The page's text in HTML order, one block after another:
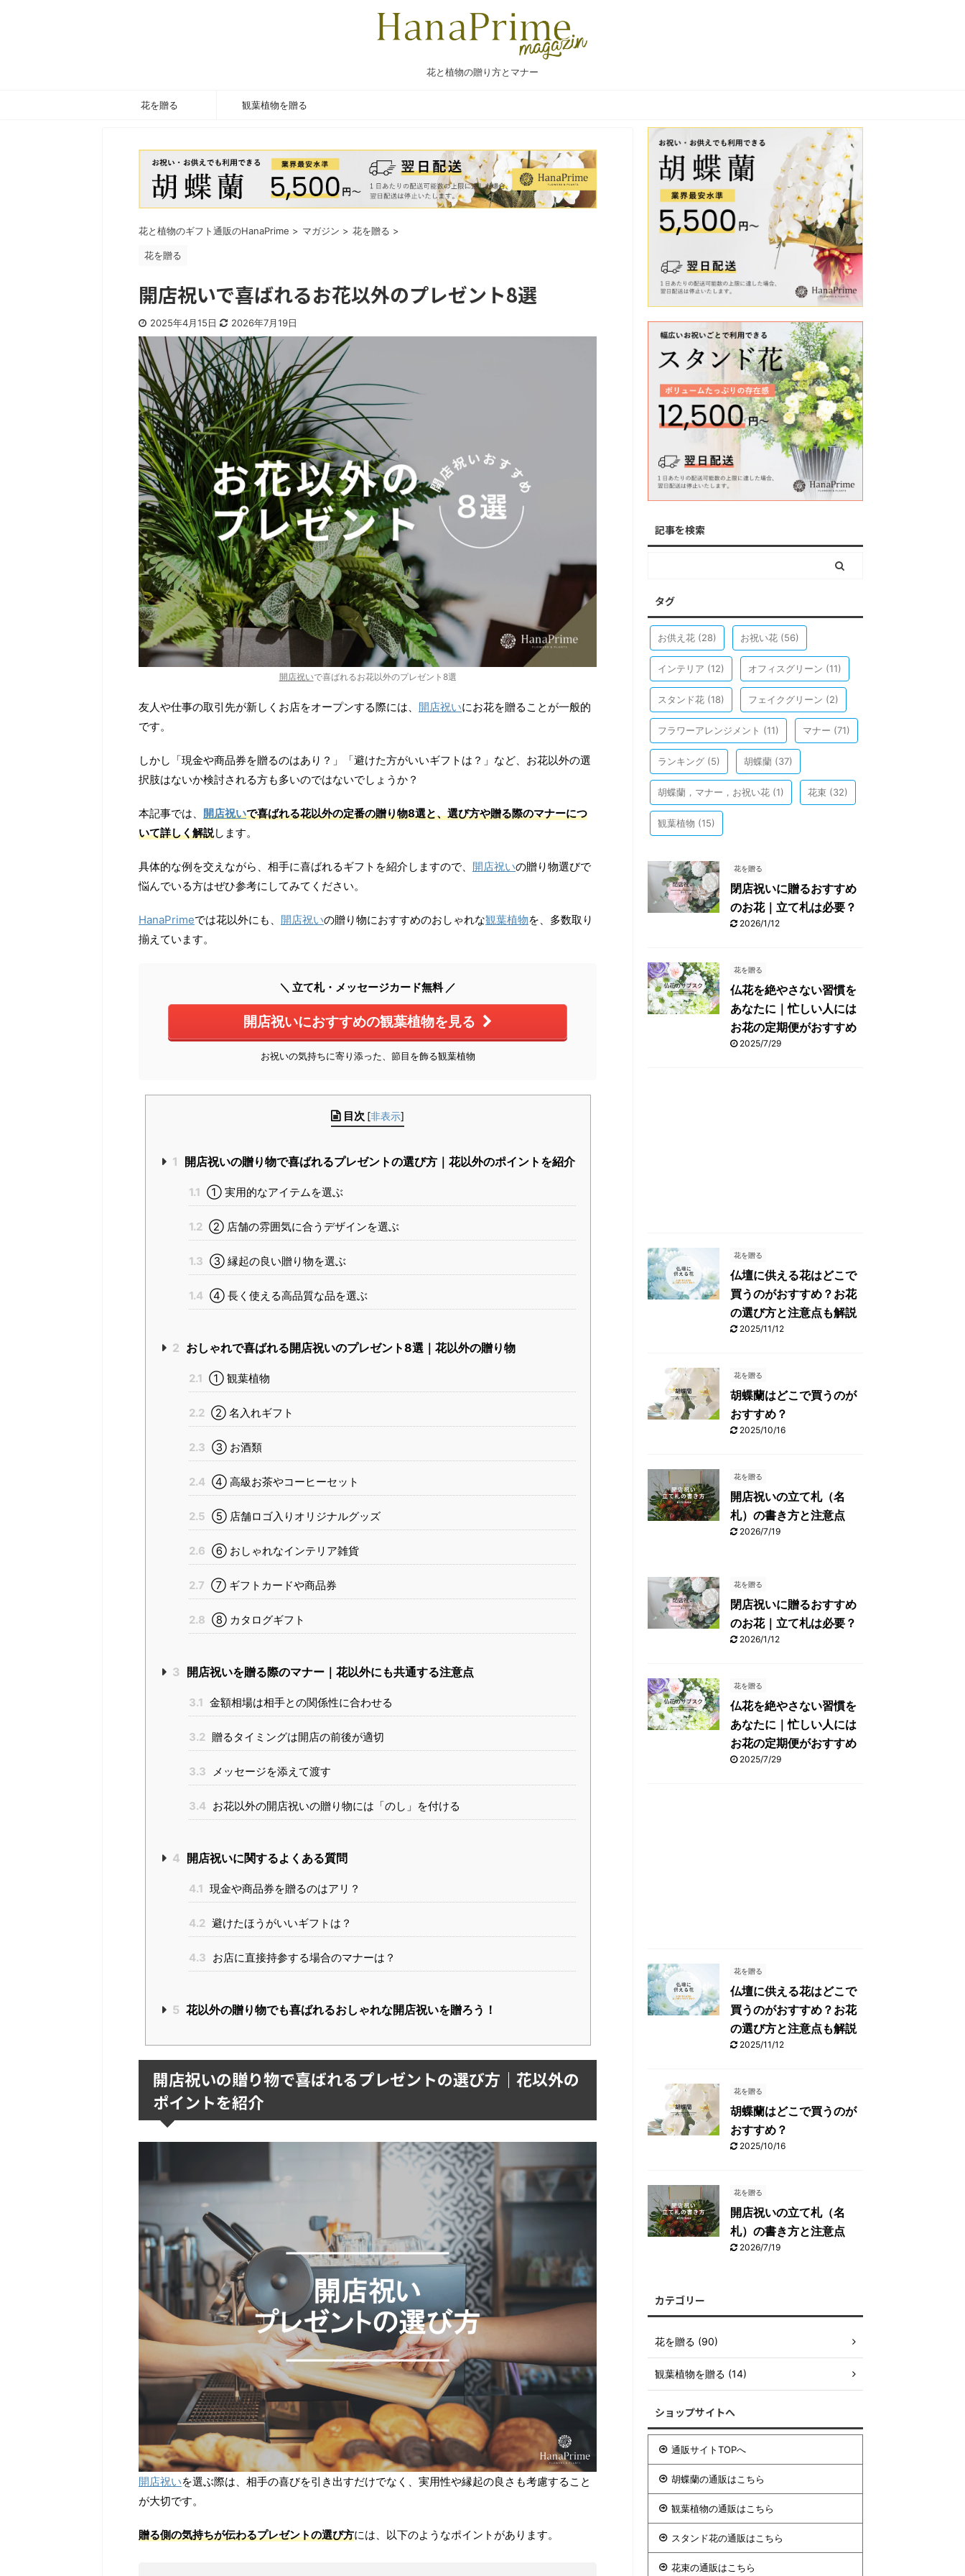
花と植物の贈り方とマナー
花を贈る 観葉植物を贈る
花と植物のギフト通販のHanaPrime > マガジン > 花を贈る >
花を贈る
開店祝いで喜ばれるお花以外のプレゼント8選
2025年4月15日 2026年7月19日
開店祝いで喜ばれるお花以外のプレゼント8選
友人や仕事の取引先が新しくお店をオープンする際には、 開店祝いにお花を贈ることが一般的
です。
しかし「現金や商品券を贈るのはあり？」「避けた方がいいギフトは？」など、お花以外の選
択肢はないか検討される方も多いのではないでしょうか？
本記事では、 開店祝いで喜ばれる花以外の定番の贈り物8選と、選び方や贈る際のマナーにつ
いて詳しく解説します。
具体的な例を交えながら、相手に喜ばれるギフトを紹介しますので、 開店祝いの贈り物選びで
悩んでいる方はぜひ参考にしてみてください。
HanaPrimeでは花以外にも、 開店祝いの贈り物におすすめのおしゃれな観葉植物を、多数取り
揃えています。
＼ 立て札・メッセージカード無料 ／
開店祝いにおすすめの観葉植物を見る
お祝いの気持ちに寄り添った、節目を飾る観葉植物
目次 [非表示]
1 開店祝いの贈り物で喜ばれるプレゼントの選び方｜花以外のポイントを紹介
1.1 ① 実用的なアイテムを選ぶ
1.2 ② 店舗の雰囲気に合うデザインを選ぶ
1.3 ③ 縁起の良い贈り物を選ぶ
1.4 ④ 長く使える高品質な品を選ぶ
2 おしゃれで喜ばれる開店祝いのプレゼント8選｜花以外の贈り物
2.1 ① 観葉植物
2.2 ② 名入れギフト
2.3 ③ お酒類
2.4 ④ 高級お茶やコーヒーセット
2.5 ⑤ 店舗ロゴ入りオリジナルグッズ
2.6 ⑥ おしゃれなインテリア雑貨
2.7 ⑦ ギフトカードや商品券
2.8 ⑧ カタログギフト
3 開店祝いを贈る際のマナー｜花以外にも共通する注意点
3.1 金額相場は相手との関係性に合わせる
3.2 贈るタイミングは開店の前後が適切
3.3 メッセージを添えて渡す
3.4 お花以外の開店祝いの贈り物には「のし」を付ける
4 開店祝いに関するよくある質問
4.1 現金や商品券を贈るのはアリ？
4.2 避けたほうがいいギフトは？
4.3 お店に直接持参する場合のマナーは？
5 花以外の贈り物でも喜ばれるおしゃれな開店祝いを贈ろう！
開店祝いの贈り物で喜ばれるプレゼントの選び方 ｜ 花以外の
ポイントを紹介
開店祝いを選ぶ際は、相手の喜びを引き出すだけでなく、実用性や縁起の良さも考慮すること
が大切です。
贈る側の気持ちが伝わるプレゼントの選び方には、以下のようなポイントがあります。
記事を検索
タグ
お供え花 (28) お祝い花 (56)
インテリア (12) オフィスグリーン (11)
スタンド花 (18) フェイクグリーン (2)
フラワーアレンジメント (11) マナー (71)
ランキング (5) 胡蝶蘭 (37)
胡蝶蘭，マナー，お祝い花 (1) 花束 (32)
観葉植物 (15)
花を贈る
閉店祝いに贈るおすすめ
のお花｜立て札は必要？
2026/1/12
花を贈る
仏花を絶やさない習慣を
あなたに｜忙しい人には
お花の定期便がおすすめ
2025/7/29
花を贈る
仏壇に供える花はどこで
買うのがおすすめ？お花
の選び方と注意点も解説
2025/11/12
花を贈る
胡蝶蘭はどこで買うのが
おすすめ？
2025/10/16
花を贈る
開店祝いの立て札（名
札）の書き方と注意点
2026/7/19
花を贈る
閉店祝いに贈るおすすめ
のお花｜立て札は必要？
2026/1/12
花を贈る
仏花を絶やさない習慣を
あなたに｜忙しい人には
お花の定期便がおすすめ
2025/7/29
花を贈る
仏壇に供える花はどこで
買うのがおすすめ？お花
の選び方と注意点も解説
2025/11/12
花を贈る
胡蝶蘭はどこで買うのが
おすすめ？
2025/10/16
花を贈る
開店祝いの立て札（名
札）の書き方と注意点
2026/7/19
カテゴリー
花を贈る (90)
観葉植物を贈る (14)
ショップサイトへ
通販サイトTOPへ
胡蝶蘭の通販はこちら
観葉植物の通販はこちら
スタンド花の通販はこちら
花束の通販はこちら